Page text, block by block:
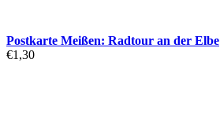
Postkarte Meißen: Radtour an der Elbe
€1,30